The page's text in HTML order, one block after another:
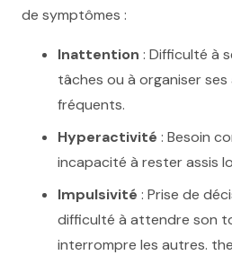
de symptômes :
Inattention : Difficulté à
tâches ou à organiser
fréquents.
Hyperactivité : Besoin
incapacité à rester assis
Impulsivité : Prise de
difficulté à attendre son
interrompre les autres.